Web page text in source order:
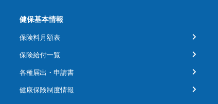
健保基本情報
保険料月額表
保険給付一覧
各種届出・申請書
健康保険制度情報